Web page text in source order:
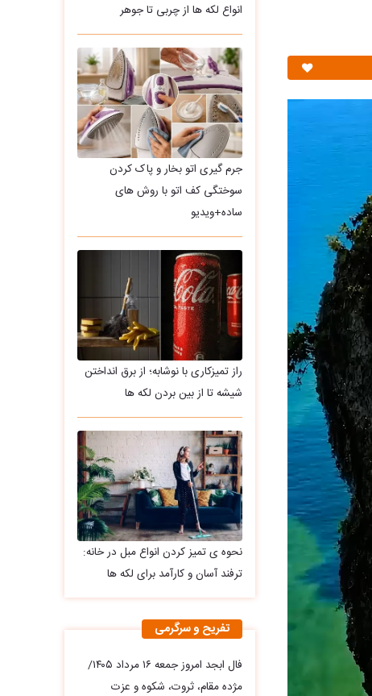
انواع لکه ها از چربی تا جوهر
جرم گیری اتو بخار و پاک کردن
سوختگی کف اتو با روش های
ساده+ویدیو
راز تمیزکاری با نوشابه؛ از برق انداختن
شیشه تا از بین بردن لکه ها
نحوه ی تمیز کردن انواع مبل در خانه:
ترفند آسان و کارآمد برای لکه ها
تفریح و سرگرمی
فال ابجد امروز جمعه ۱۶ مرداد ۱۴۰۵/
مژده مقام، ثروت، شکوه و عزت